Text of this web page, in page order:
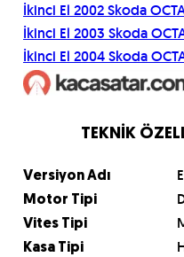
İkinci El 2002Skoda
İkinci El 2003 Skoda
İkinci El 2004Skoda
TEKNİK
Versiyon Adı
Motor Tipi
Vites Tipi
Kasa Tipi